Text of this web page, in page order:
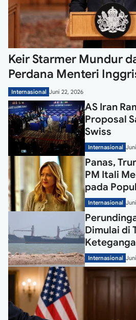
Keir Starmer Mundur
Perdana Menteri
Internasional Juni 22, 2026
AS Iran
Proposal
Swiss
Internasional
Panas,
PM Itali
pada
Internasional
Dimulai di
Internasional